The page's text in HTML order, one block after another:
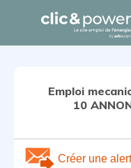
Emploi
10
Créer une